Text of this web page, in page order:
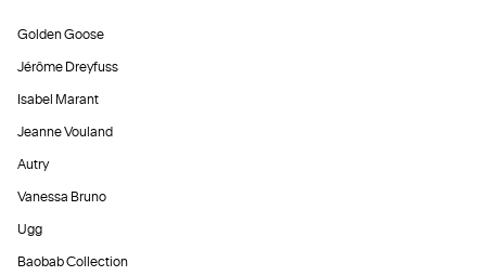
Golden Goose
Jérôme Dreyfuss
Isabel Marant
Jeanne Vouland
Autry
Vanessa Bruno
Ugg
Baobab Collection